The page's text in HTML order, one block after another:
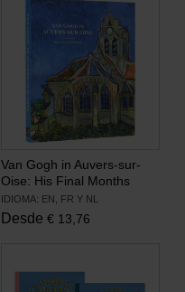
Van Gogh in Auvers-sur-
Oise: His Final Months
IDIOMA: EN, FR Y NL
Desde € 13,76